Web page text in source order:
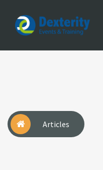
Dexterity
Events
Articles